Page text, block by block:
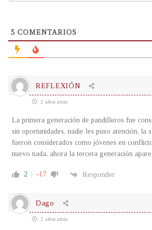
5 COMENTARIOS
REFLEXIÓN
2 años atrás
La primera generación de pandilleros fue
sin oportunidades, nadie les puso atención, la
fueron considerados como jóvenes en
nuevo nada, ahora la tercera generación
2 -17 Responder
Dago
2 años atrás